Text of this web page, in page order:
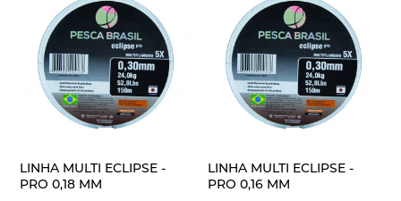
LINHA MULTI ECLIPSE -
PRO 0,18 MM
LINHA MULTI ECLIPSE -
PRO 0,16 MM